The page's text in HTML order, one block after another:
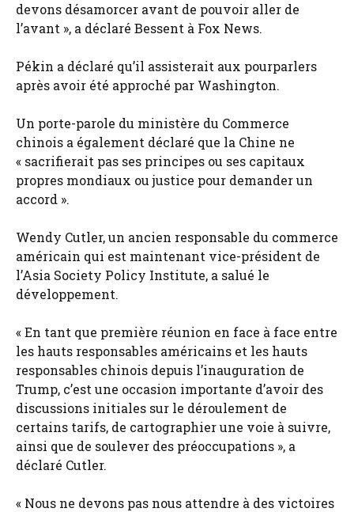
devons désamorcer avant de pouvoir aller de
l’avant », a déclaré Bessent à Fox News.
Pékin a déclaré qu’il assisterait aux pourparlers
après avoir été approché par Washington.
Un porte-parole du ministère du Commerce
chinois a également déclaré que la Chine ne
« sacrifierait pas ses principes ou ses capitaux
propres mondiaux ou justice pour demander un
accord ».
Wendy Cutler, un ancien responsable du commerce
américain qui est maintenant vice-président de
l’Asia Society Policy Institute, a salué le
développement.
« En tant que première réunion en face à face entre
les hauts responsables américains et les hauts
responsables chinois depuis l’inauguration de
Trump, c’est une occasion importante d’avoir des
discussions initiales sur le déroulement de
certains tarifs, de cartographier une voie à suivre,
ainsi que de soulever des préoccupations », a
déclaré Cutler.
« Nous ne devons pas nous attendre à des victoires